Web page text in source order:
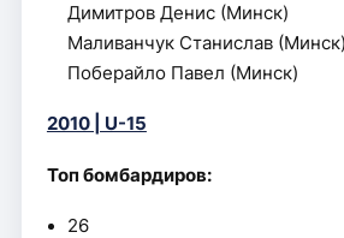
Димитров Денис (Минск)
Маливанчук Станислав (Минск)
Поберайло Павел (Минск)
2010 | U-15
Топ бомбардиров:
26